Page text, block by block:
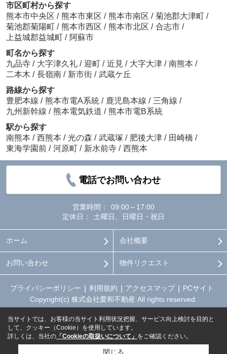
市区町村から探す
熊本市中央区 / 熊本市東区 / 熊本市南区 / 菊池郡大津町 /
菊池郡菊陽町 / 熊本市西区 / 熊本市北区 / 合志市 /
上益城郡益城町 / 阿蘇市
町名から探す
九品寺 / 大字津久礼 / 迎町 / 近見 / 大字大津 / 南熊本 /
二本木 / 長嶺南 / 新市街 / 武蔵ケ丘
路線から探す
豊肥本線 / 熊本市電A系統 / 鹿児島本線 / 三角線 /
九州新幹線 / 熊本電気鉄道 / 熊本市電B系統
駅から探す
南熊本 / 西熊本 / 光の森 / 武蔵塚 / 肥後大津 / 田崎橋 /
東海学園前 / 河原町 / 新水前寺 / 西熊本
電話でお問い合わせ
営業時間：
09:00～17:00
定休日：
土曜日、日曜日・祝日
ホーム 会社概要
お問い合わせ 物件リクエスト
プライバシーポリシー 利用規約 アクセスマップ
PCサイト
Copyright(c) 株式会社愛和不動産 All rights reserved.
当サイトでは、お客様の当サイト利用状況把握、サービス向上検討を目的と
して、クッキー（Cookie）を使用しています。
詳しくは、当社の 「Cookieの取扱いについて」 をご確認ください。
閉じる